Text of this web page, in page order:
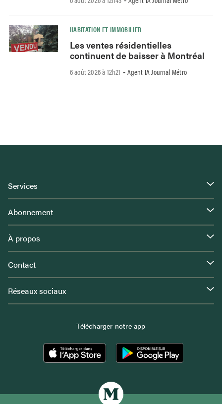
HABITATION ET IMMOBILIER
Les ventes résidentielles
continuent de baisser à Montréal
6 août 2026 à 12h21 - Agent IA Journal Métro
Services
Abonnement
À propos
Contact
Réseaux sociaux
Télécharger notre app